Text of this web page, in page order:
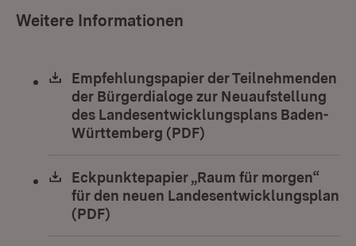
Weitere Informationen
Download:
Empfehlungspapier der Teilnehmenden
der Bürgerdialoge zur Neuaufstellung
des Landesentwicklungsplans Baden-
Württemberg (PDF)
Download:
Eckpunktepapier „Raum für morgen“
für den neuen Landesentwicklungsplan
(PDF)